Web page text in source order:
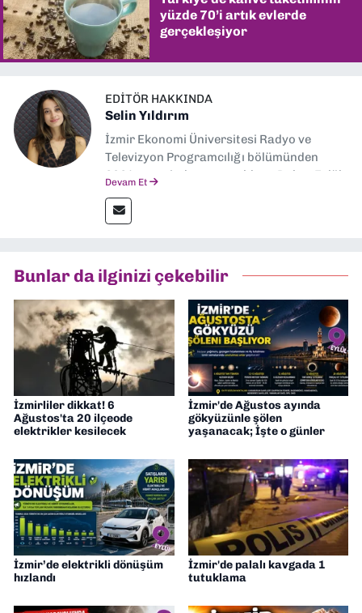
yüzde 70’i artık evlerde
gerçekleşiyor
EDITÖR HAKKINDA
Selin Yıldırım
İzmir Ekonomi Üniversitesi Radyo ve
Televizyon Programcılığı bölümünden
2024 senesinde mezun oldum. Dokuz Eylül
editörlük görevini de üstleniyorum.
Devam Et
Bunlar da ilginizi çekebilir
İzmirliler dikkat! 6
Ağustos'ta 20 ilçeode
elektrikler kesilecek
İzmir'de Ağustos ayında
gökyüzünle şölen
yaşanacak; İşte o günler
İzmir’de elektrikli dönüşüm
hızlandı
İzmir'de palalı kavgada 1
tutuklama